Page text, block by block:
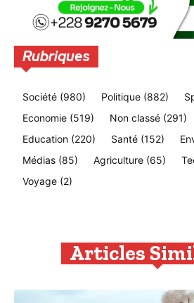
Rubriques
Société (980) Politique (882)
Economie (519) Non classé (291)
Education (220) Santé (152)
Médias (85) Agriculture (65)
Voyage (2)
Articles